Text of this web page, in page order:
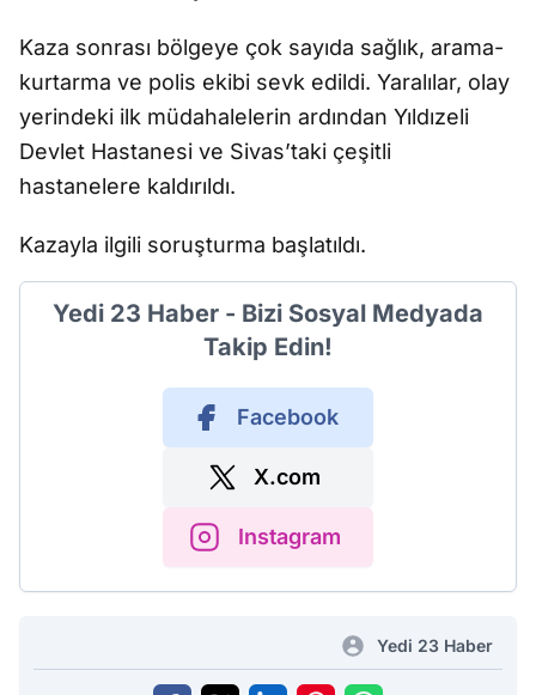
Kaza sonrası bölgeye çok sayıda sağlık, arama-
kurtarma ve polis ekibi sevk edildi. Yaralılar, olay
yerindeki ilk müdahalelerin ardından Yıldızeli
Devlet Hastanesi ve Sivas’taki çeşitli
hastanelere kaldırıldı.
Kazayla ilgili soruşturma başlatıldı.
Yedi 23 Haber - Bizi Sosyal Medyada
Takip Edin!
Facebook
X.com
Instagram
Yedi 23 Haber